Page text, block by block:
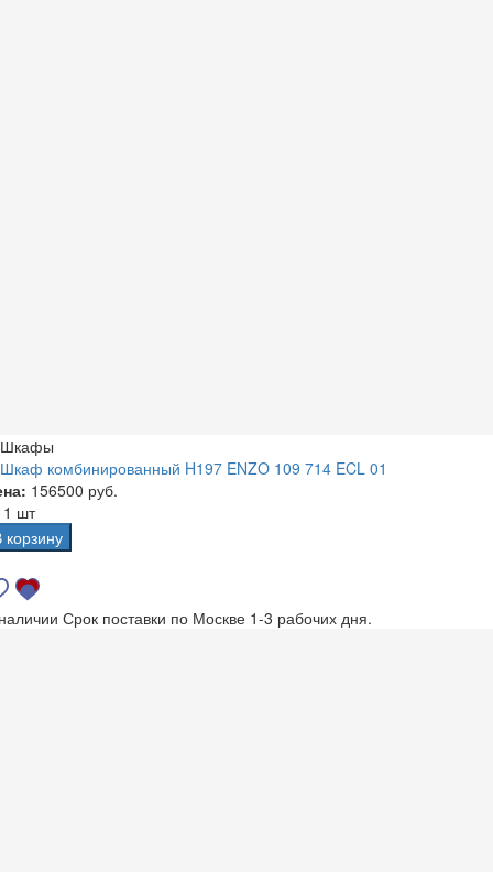
Шкафы
Шкаф комбинированный H197 ENZO 109 714 ECL 01
156500 руб.
1 шт
корзину
Срок поставки по Москве 1-3 рабочих дня.